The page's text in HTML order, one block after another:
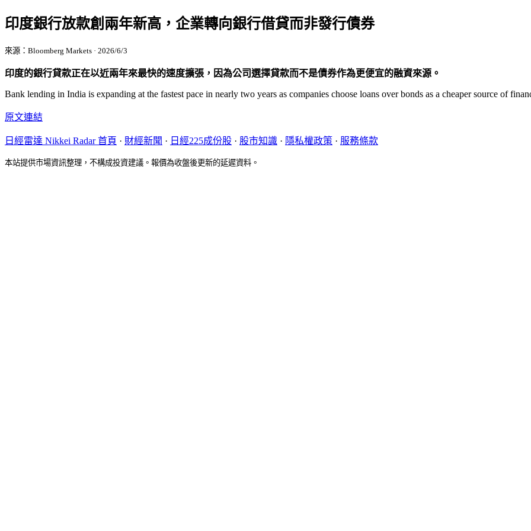
印度銀行放款創兩年新高，企業轉向銀行借貸而非發行債券
來源：Bloomberg Markets · 2026/6/3
印度的銀行貸款正在以近兩年來最快的速度擴張，因為公司選擇貸款而不是債券作為更便宜的融資來源。
Bank lending in India is expanding at the fastest pace in nearly two years as companies choose loans over bonds as a cheaper source of
原文連結
日經雷達 Nikkei Radar 首頁 · 財經新聞 · 日經225成份股 · 股市知識 · 隱私權政策 · 服務條款
本站提供市場資訊整理，不構成投資建議。報價為收盤後更新的延遲資料。